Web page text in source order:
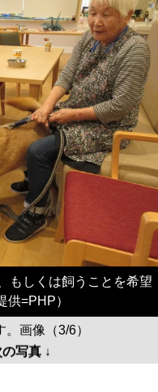
もしくは飼うことを希望
供=PHP）
画像（3/6）
写真 ↓